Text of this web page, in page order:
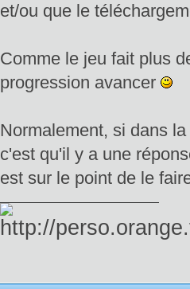
et/ou que le
Comme le jeu fait plus
progression avancer
Normalement, si dans
c'est qu'il y a une
est sur le point de le